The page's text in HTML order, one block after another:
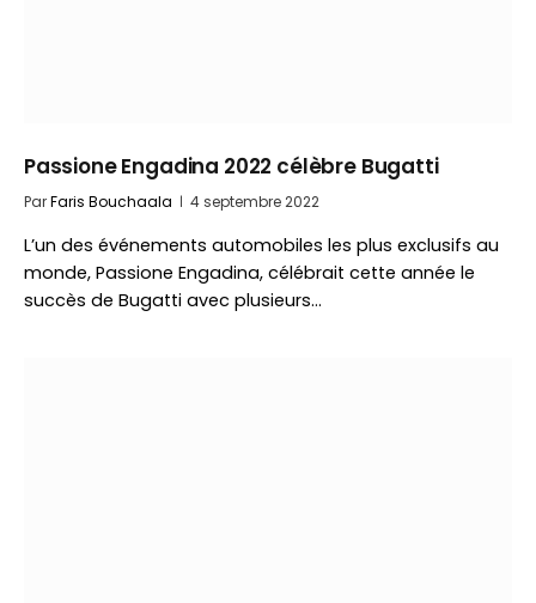
Passione Engadina 2022 célèbre Bugatti
ParFaris Bouchaala 4 septembre 2022
L’un des événements automobiles les plus exclusifs au
monde, Passione Engadina, célébrait cette année le
succès de Bugatti avec plusieurs…